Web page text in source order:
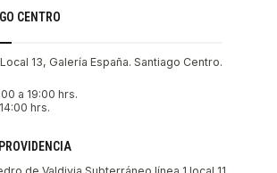
CENTRO
13, Galería España. Santiago Centro.
a 19:00 hrs.
hrs.